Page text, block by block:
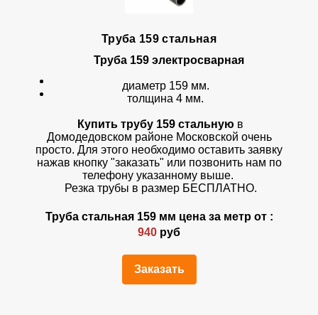
Труба 159 стальная
Труба 159 электросварная
диаметр 159 мм.
толщина 4 мм.
Купить трубу 159 стальную в
Домодедовском районе Московской очень
просто. Для этого необходимо оставить заявку
нажав кнопку "заказать" или позвонить нам по
телефону указанному выше.
Резка трубы в размер БЕСПЛАТНО.
Труба стальная 159 мм цена за метр от :
940 руб
Заказать